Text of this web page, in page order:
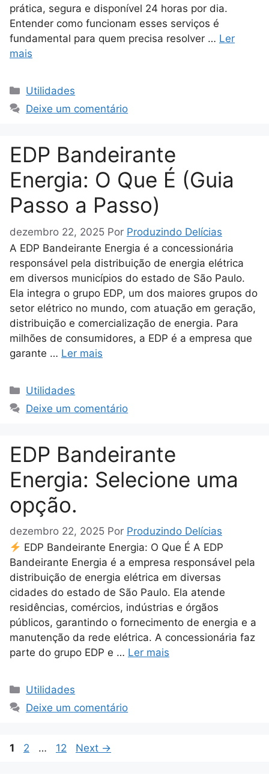
prática, segura e disponível 24 horas por dia.
Entender como funcionam esses serviços é
fundamental para quem precisa resolver … Ler
mais
Categorias
Utilidades
Deixe um comentário
EDP Bandeirante
Energia: O Que É (Guia
Passo a Passo)
dezembro 22, 2025 Por Produzindo Delícias
A EDP Bandeirante Energia é a concessionária
responsável pela distribuição de energia elétrica
em diversos municípios do estado de São Paulo.
Ela integra o grupo EDP, um dos maiores grupos do
setor elétrico no mundo, com atuação em geração,
distribuição e comercialização de energia. Para
milhões de consumidores, a EDP é a empresa que
garante … Ler mais
Categorias
Utilidades
Deixe um comentário
EDP Bandeirante
Energia: Selecione uma
opção.
dezembro 22, 2025 Por Produzindo Delícias
EDP Bandeirante Energia: O Que É A EDP
Bandeirante Energia é a empresa responsável pela
distribuição de energia elétrica em diversas
cidades do estado de São Paulo. Ela atende
residências, comércios, indústrias e órgãos
públicos, garantindo o fornecimento de energia e a
manutenção da rede elétrica. A concessionária faz
parte do grupo EDP e … Ler mais
Categorias
Utilidades
Deixe um comentário
Page
1 Page
2 … Page
12 Next →